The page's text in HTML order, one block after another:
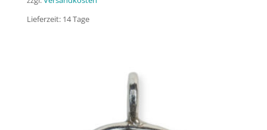
Lieferzeit: 14 Tage